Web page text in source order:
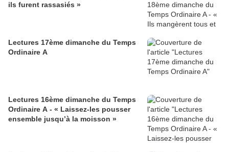
ils furent rassasiés »
Lectures 17ème dimanche du Temps
Ordinaire A
Lectures 16ème dimanche du Temps
Ordinaire A - « Laissez-les pousser
ensemble jusqu’à la moisson »